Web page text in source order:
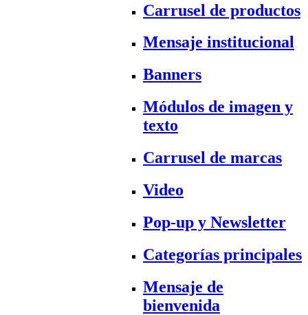
Carrusel de productos
Mensaje institucional
Banners
Módulos de imagen y
texto
Carrusel de marcas
Video
Pop-up y Newsletter
Categorías principales
Mensaje de
bienvenida